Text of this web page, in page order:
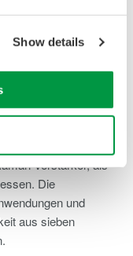
Show details
typical
+20 dBm bis
Verstärker, als
Die
und
aus sieben